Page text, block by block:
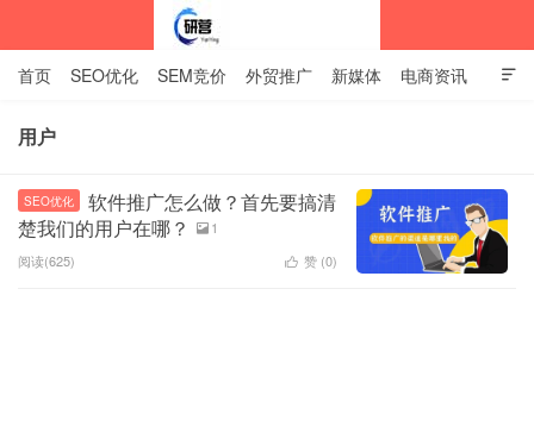
中标企业资讯站

首页 SEO优化 SEM竞价 外贸推广 新媒体 电商资讯
网站建设
用户
SEO优化
软件推广怎么做？首先要搞清
楚我们的用户在哪？
 1
阅读(625)
 赞 (0)